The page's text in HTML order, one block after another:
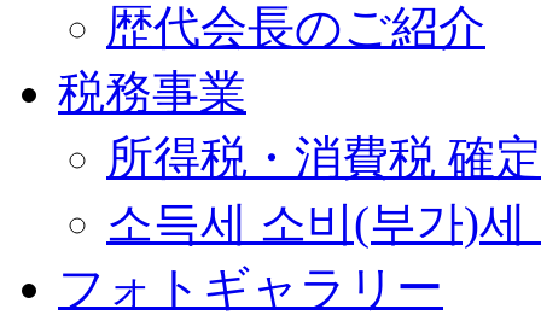
歴代会長のご紹介
税務事業
所得税・消費税 確
소득세 소비(부가)
フォトギャラリー